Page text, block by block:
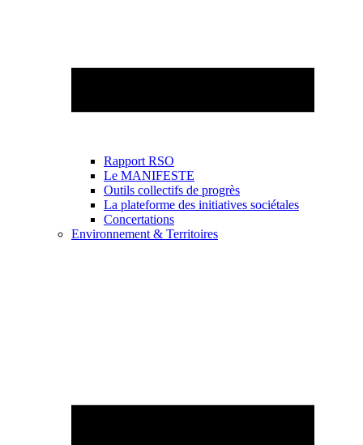
Rapport RSO
Le MANIFESTE
Outils collectifs de progrès
La plateforme des initiatives sociétales
Concertations
Environnement & Territoires